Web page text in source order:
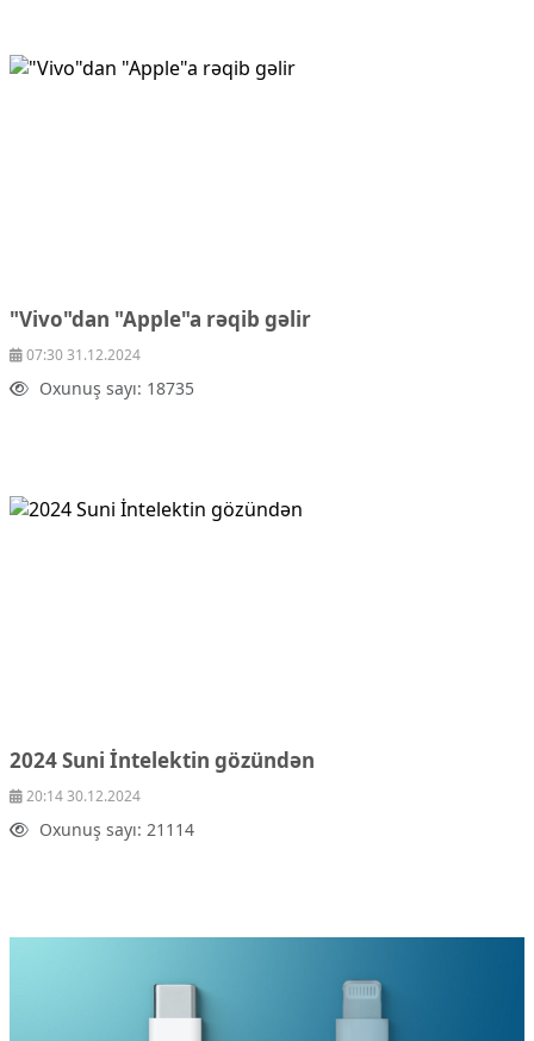
"Vivo"dan "Apple"a rəqib gəlir
07:30 31.12.2024
Oxunuş sayı: 18735
2024 Suni İntelektin gözündən
20:14 30.12.2024
Oxunuş sayı: 21114